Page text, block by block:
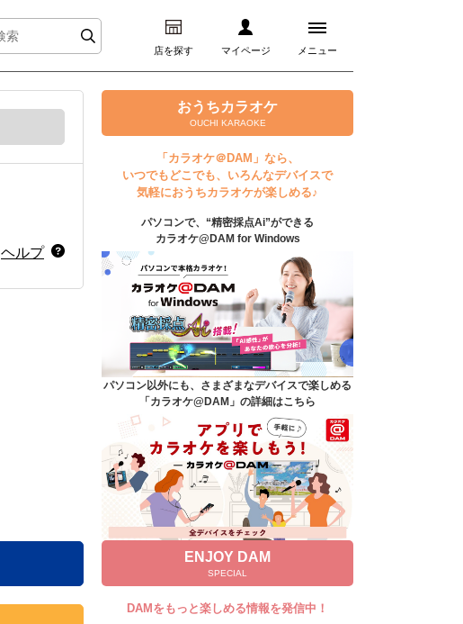
店を探す マイページ メニュー
ログイン
マイページ
プレミアムサービス
DAM★とも動画
DAM★とも録音
カラオケ＠DAM
ユーザー検索
キャンペーン
よくあるご質問
DAMの新曲・ランキングなど
カラオケ最新情報をチェック！
ヘルプ
おうちカラオケ
OUCHI KARAOKE
「カラオケ＠DAM」なら、
いつでもどこでも、いろんなデバイスで
気軽におうちカラオケが楽しめる♪
パソコンで、“精密採点Ai”ができる
カラオケ@DAM for Windows
パソコン以外にも、さまざまなデバイスで楽しめる
「カラオケ@DAM」の詳細はこちら
ENJOY DAM
SPECIAL
DAMをもっと楽しめる情報を発信中！